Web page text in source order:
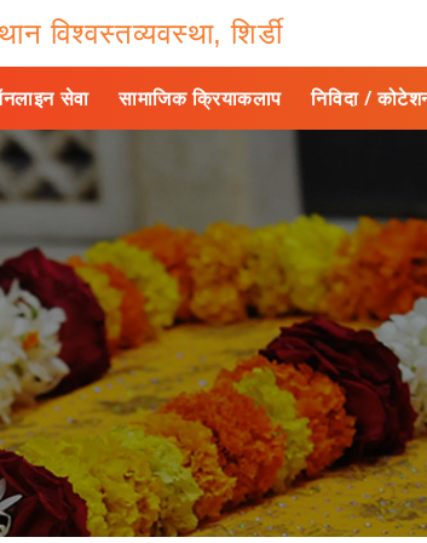
विश्वस्तव्यवस्था, शिर्डी
सेवा सामाजिक क्रियाकलाप निविदा /